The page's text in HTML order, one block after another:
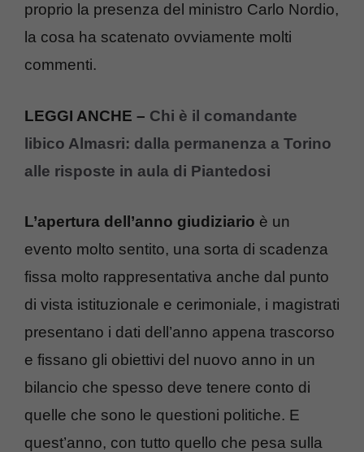
proprio la presenza del ministro Carlo Nordio,
la cosa ha scatenato ovviamente molti
commenti.
LEGGI ANCHE – Chi è il comandante
libico Almasri: dalla permanenza a Torino
alle risposte in aula di Piantedosi
L’apertura dell’anno giudiziario è un
evento molto sentito, una sorta di scadenza
fissa molto rappresentativa anche dal punto
di vista istituzionale e cerimoniale, i magistrati
presentano i dati dell’anno appena trascorso
e fissano gli obiettivi del nuovo anno in un
bilancio che spesso deve tenere conto di
quelle che sono le questioni politiche. E
quest’anno, con tutto quello che pesa sulla